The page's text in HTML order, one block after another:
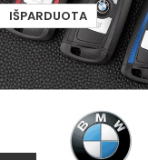
IŠPARDUOTA